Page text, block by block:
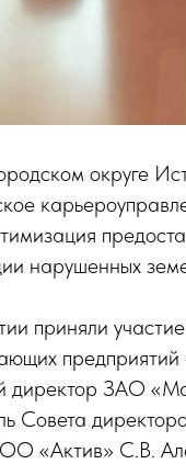
округе
нарушенных
приняли
директор ЗАО
Совета
«Актив» С.В.